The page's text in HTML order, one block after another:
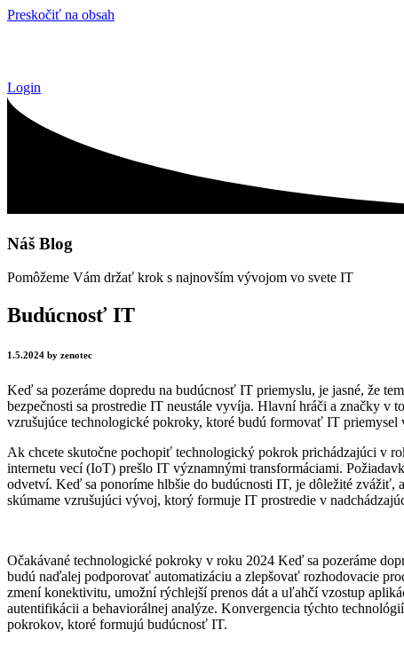
Preskočiť na obsah
Login
Náš Blog
Pomôžeme Vám držať krok s najnovším vývojom vo svete IT
Budúcnosť IT
1.5.2024 by zenotec
Keď sa pozeráme dopredu na budúcnosť IT priemyslu, je jasné, že
bezpečnosti sa prostredie IT neustále vyvíja. Hlavní hráči a značky v
vzrušujúce technologické pokroky, ktoré budú formovať IT
Ak chcete skutočne pochopiť technologický pokrok prichádzajúci v
internetu vecí (IoT) prešlo IT významnými transformáciami.
odvetví. Keď sa ponoríme hlbšie do budúcnosti IT, je dôležité
skúmame vzrušujúci vývoj, ktorý formuje IT prostredie v
Očakávané technologické pokroky v roku 2024 Keď sa pozeráme
budú naďalej podporovať automatizáciu a zlepšovať rozhodovacie
zmení konektivitu, umožní rýchlejší prenos dát a uľahčí vzostup
autentifikácii a behaviorálnej analýze. Konvergencia týchto
pokrokov, ktoré formujú budúcnosť IT.